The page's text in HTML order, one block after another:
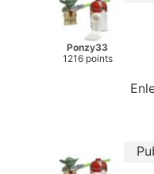
Ponzy33
1216 points